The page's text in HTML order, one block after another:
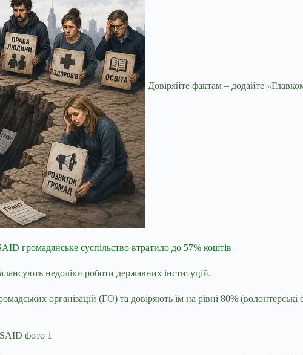
Довіряйте фактам – додайте
громадянське суспільство втратило до 57% коштів
недоліки роботи державних інституцій.
організацій (ГО) та довіряють їм на рівні 80%